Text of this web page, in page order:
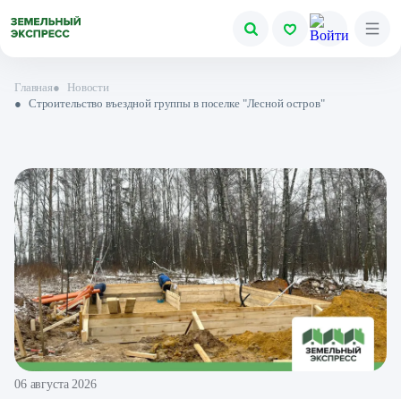
Главная●
Новости
● Строительство въездной группы в поселке "Лесной остров"
06 августа 2026